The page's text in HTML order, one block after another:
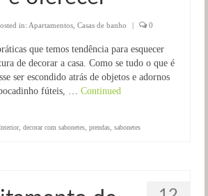
in: Apartamentos Casas de banho | 0
que temos tendência para esquecer
de decorar a casa. Como se tudo o que é
ser escondido atrás de objetos e adornos
fúteis, … Continued
, decorar com sabonetes prendas sabonetes